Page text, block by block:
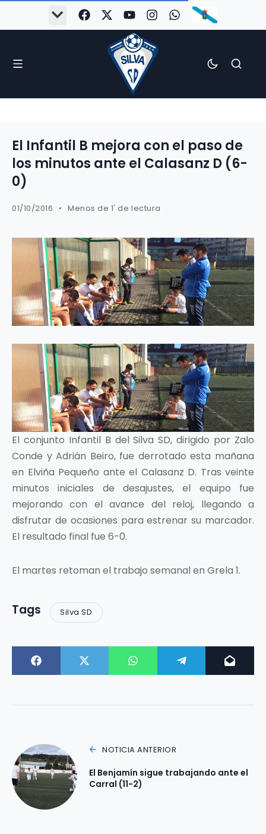
El Infantil B mejora con el paso de
los minutos ante el Calasanz D (6-
0)
01/10/2016 Menos de 1' de lectura
El conjunto Infantil B del Silva SD, dirigido por Zalo
Conde y Adrián Beiro, fue derrotado esta mañana
en Elviña Pequeño ante el Calasanz D. Tras veinte
minutos iniciales de desajustes, el equipo fue
mejorando con el avance del reloj, llegando a
disfrutar de ocasiones para estrenar su marcador.
El resultado final fue 6-0.
El martes retoman el trabajo semanal en Grela 1.
Tags Silva SD
NOTICIA ANTERIOR
El Benjamín sigue trabajando ante el
Carral (11-2)